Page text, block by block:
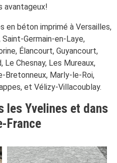
avantageux!
en béton imprimé à Versailles,
Germain-en-Laye,
Élancourt, Guyancourt,
Le Chesnay, Les Mureaux,
Marly-le-Roi,
et Vélizy-Villacoublay.
les Yvelines et dans
France